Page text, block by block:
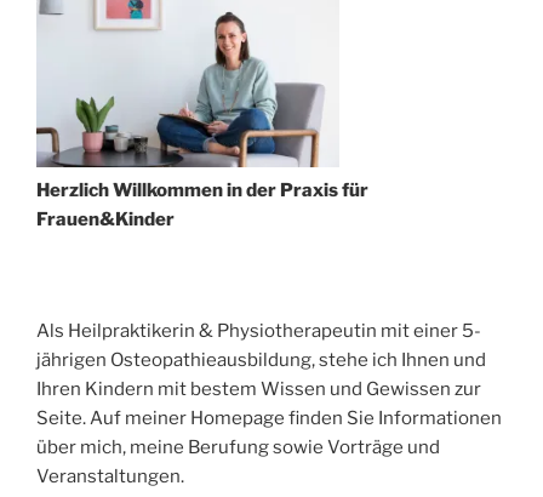
Herzlich Willkommen in der Praxis für
Frauen&Kinder
Als Heilpraktikerin & Physiotherapeutin mit einer 5-
jährigen Osteopathieausbildung, stehe ich Ihnen und
Ihren Kindern mit bestem Wissen und Gewissen zur
Seite. Auf meiner Homepage finden Sie Informationen
über mich, meine Berufung sowie Vorträge und
Veranstaltungen.